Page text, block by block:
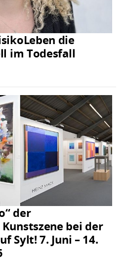
die
im Todesfall
der
bei der
Sylt! 7. Juni – 14.